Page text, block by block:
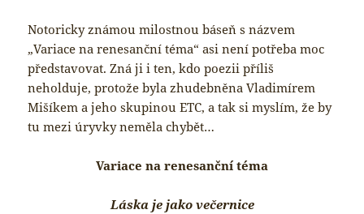
Notoricky známou milostnou báseň s názvem
„Variace na renesanční téma“ asi není potřeba moc
představovat. Zná ji i ten, kdo poezii příliš
neholduje, protože byla zhudebněna Vladimírem
Mišíkem a jeho skupinou ETC, a tak si myslím, že by
tu mezi úryvky neměla chybět…
Variace na renesanční téma
Láska je jako večernice